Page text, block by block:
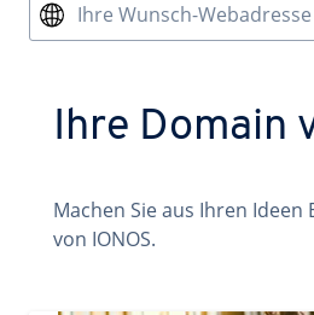
Ihre Wunsch-Webadresse
Ihre Domain
Machen Sie aus Ihren
von IONOS.